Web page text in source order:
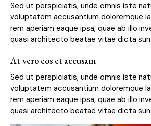
Sed ut perspiciatis, unde omnis iste
voluptatem accusantium doloremque
rem aperiam eaque ipsa, quae ab illo
quasi architecto beatae vitae dicta
At vero eos et accusam
Sed ut perspiciatis, unde omnis iste
voluptatem accusantium doloremque
rem aperiam eaque ipsa, quae ab illo
quasi architecto beatae vitae dicta